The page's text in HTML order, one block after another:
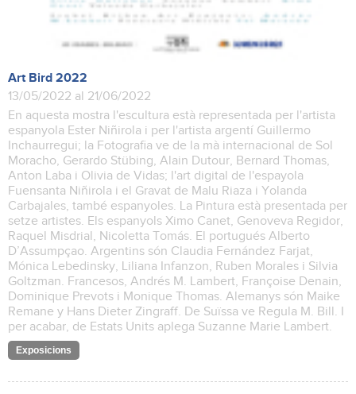
Art Bird 2022
13/05/2022 al 21/06/2022
En aquesta mostra l'escultura està representada per l'artista
espanyola Ester Niñirola i per l'artista argentí Guillermo
Inchaurregui; la Fotografia ve de la mà internacional de Sol
Moracho, Gerardo Stübing, Alain Dutour, Bernard Thomas,
Anton Laba i Olivia de Vidas; l'art digital de l'espayola
Fuensanta Niñirola i el Gravat de Malu Riaza i Yolanda
Carbajales, també espanyoles. La Pintura està presentada per
setze artistes. Els espanyols Ximo Canet, Genoveva Regidor,
Raquel Misdrial, Nicoletta Tomás. El portugués Alberto
D’Assumpçao. Argentins són Claudia Fernández Farjat,
Mónica Lebedinsky, Liliana Infanzon, Ruben Morales i Silvia
Goltzman. Francesos, Andrés M. Lambert, Françoise Denain,
Dominique Prevots i Monique Thomas. Alemanys són Maike
Remane y Hans Dieter Zingraff. De Suïssa ve Regula M. Bill. I
per acabar, de Estats Units aplega Suzanne Marie Lambert.
Exposicions